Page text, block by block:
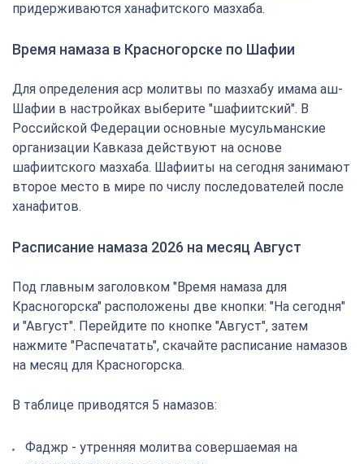
придерживаются ханафитского мазхаба.
Время намаза в Красногорске по Шафии
Для определения аср молитвы по мазхабу имама аш-
Шафии в настройках выберите "шафиитский". В
Российской Федерации основные мусульманские
организации Кавказа действуют на основе
шафиитского мазхаба. Шафииты на сегодня занимают
второе место в мире по числу последователей после
ханафитов.
Расписание намаза 2026 на месяц Август
Под главным заголовком "Время намаза для
Красногорска" расположены две кнопки: "На сегодня"
и "Август". Перейдите по кнопке "Август", затем
нажмите "Распечатать", скачайте расписание намазов
на месяц для Красногорска.
В таблице приводятся 5 намазов:
Фаджр - утренняя молитва совершаемая на